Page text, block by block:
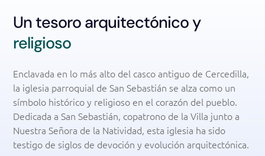
Un tesoro arquitectónico y
religioso
Enclavada en lo más alto del casco antiguo de Cercedilla,
la iglesia parroquial de San Sebastián se alza como un
símbolo histórico y religioso en el corazón del pueblo.
Dedicada a San Sebastián, copatrono de la Villa junto a
Nuestra Señora de la Natividad, esta iglesia ha sido
testigo de siglos de devoción y evolución arquitectónica.